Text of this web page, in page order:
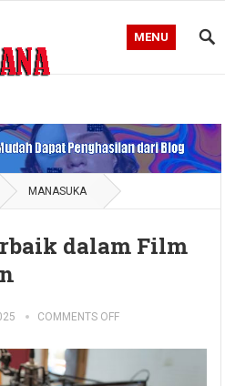
MENU
MANASUKA
dalam Film
COMMENTS OFF